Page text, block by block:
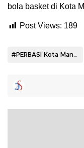
bola basket di Kota
Post Views: 189
#PERBASI Kota Manado